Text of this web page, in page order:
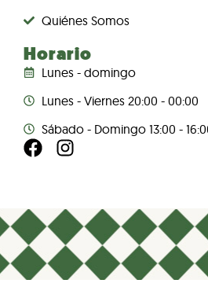
Quiénes Somos
Horario
Lunes - domingo
Lunes - Viernes 20:00 - 00:00
Sábado - Domingo 13:00 -